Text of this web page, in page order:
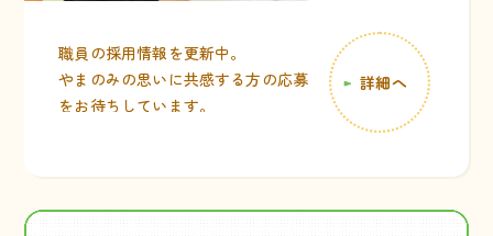
職員の採用情報を更新中。
やまのみの思いに共感する方の応募
をお待ちしています。
詳細へ